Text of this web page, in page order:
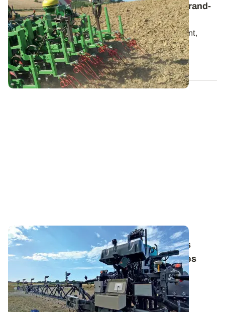
résultats de trois ans d’essais en région Grand-
Est
Gestion des couverts permanents, pâturage tournant,
précision GPS, désherbage ciblé...
27 AVR. 2023
Pulvérisation ciblée : des investissements
compensés par les économies d’herbicides
Malgré des économies d’herbicides à la clé, la
pulvérisation ciblée est-elle rentable au...
17 DÉC. 2022